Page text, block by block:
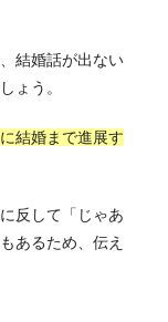
結婚話が出ない
ょう。
結婚まで進展す
反して「じゃあ
あるため、伝え